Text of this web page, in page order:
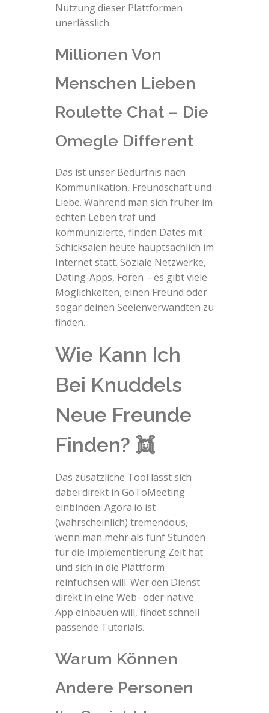
Nutzung dieser Plattformen
unerlässlich.
Millionen Von
Menschen Lieben
Roulette Chat – Die
Omegle Different
Das ist unser Bedürfnis nach
Kommunikation, Freundschaft und
Liebe. Während man sich früher im
echten Leben traf und
kommunizierte, finden Dates mit
Schicksalen heute hauptsächlich im
Internet statt. Soziale Netzwerke,
Dating-Apps, Foren – es gibt viele
Möglichkeiten, einen Freund oder
sogar deinen Seelenverwandten zu
finden.
Wie Kann Ich
Bei Knuddels
Neue Freunde
Finden? 👯
Das zusätzliche Tool lässt sich
dabei direkt in GoToMeeting
einbinden. Agora.io ist
(wahrscheinlich) tremendous,
wenn man mehr als fünf Stunden
für die Implementierung Zeit hat
und sich in die Plattform
reinfuchsen will. Wer den Dienst
direkt in eine Web- oder native
App einbauen will, findet schnell
passende Tutorials.
Warum Können
Andere Personen